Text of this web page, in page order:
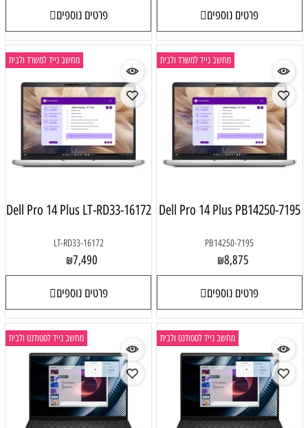
פרטים נוספים פרטים נוספים
מחשב נייד למשרד ולבית
Dell Pro 14 Plus PB14250-7195
PB14250-7195
₪8,875
פרטים נוספים
מחשב נייד למשרד ולבית
Dell Pro 14 Plus LT-RD33-16172
LT-RD33-16172
₪7,490
פרטים נוספים
מחשב נייד לסטודנט ולבית מחשב נייד לסטודנט ולבית